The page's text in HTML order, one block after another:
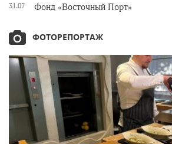
31.07
Фонд «Восточный Порт»
ФОТОРЕПОРТАЖ